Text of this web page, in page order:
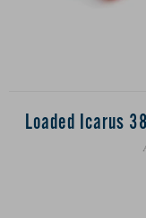
Loaded Icarus